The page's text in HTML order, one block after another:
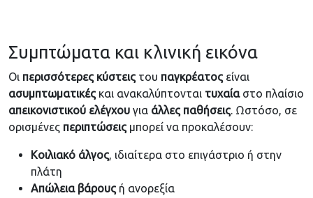
Συμπτώματα και κλινική εικόνα
Οι περισσότερες κύστεις του παγκρέατος είναι
ασυμπτωματικές και ανακαλύπτονται τυχαίαστο πλαίσιο
απεικονιστικού ελέγχου για άλλες παθήσεις. Ωστόσο, σε
ορισμένες περιπτώσεις μπορεί να προκαλέσουν:
Κοιλιακό άλγος, ιδιαίτερα στο επιγάστριο ή στην
πλάτη
Απώλεια βάρους ή ανορεξία